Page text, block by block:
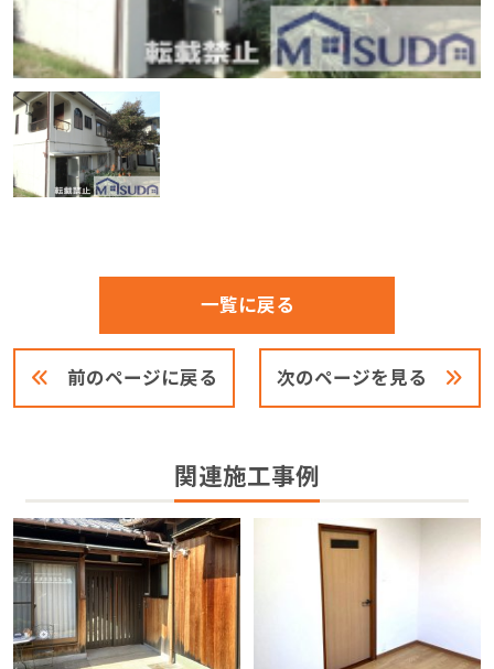
前のページに戻る
一覧に戻る
次のページを見る
関連施工事例